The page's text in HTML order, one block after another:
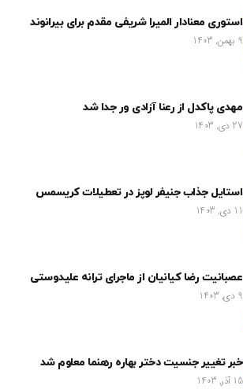
استوری معنادار المیرا شریفی مقدم برای بیرانوند
9 بهمن, 1403
مهدی پاکدل از رعنا آزادی ور جدا شد
27 دی, 1403
استایل جذاب جنیفر لوپز در تعطیلات کریسمس
11 دی, 1403
عصبانیت رضا کیانیان از ماجرای ترانه علیدوستی
9 دی, 1403
خبر تغییر جنسیت دختر بهاره رهنما معلوم شد
15 آذر, 1403